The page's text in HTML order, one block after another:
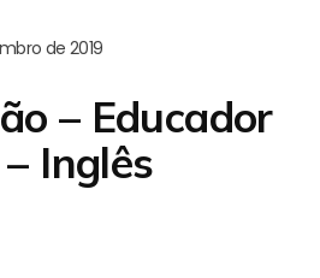
de 2019
– Educador
Inglês